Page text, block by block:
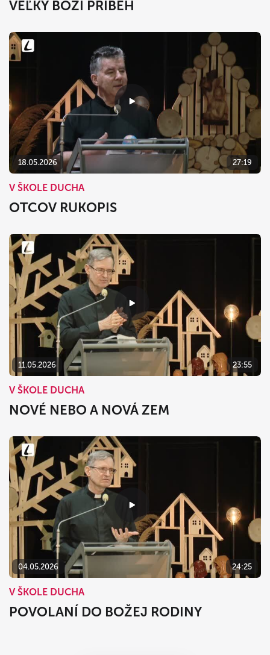
VEĽKÝ BOŽÍ PRÍBEH
18.05.2026 27:19
V ŠKOLE DUCHA
OTCOV RUKOPIS
11.05.2026 23:55
V ŠKOLE DUCHA
NOVÉ NEBO A NOVÁ ZEM
04.05.2026 24:25
V ŠKOLE DUCHA
POVOLANÍ DO BOŽEJ RODINY